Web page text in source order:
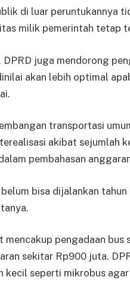
di luar peruntukannya
milik pemerintah tetap
juga mendorong
akan lebih optimal
transportasi
akibat sejumlah
pembahasan
bisa dijalankan
mencakup pengadaan
sekitar Rp900 juta.
kecil seperti mikrobus